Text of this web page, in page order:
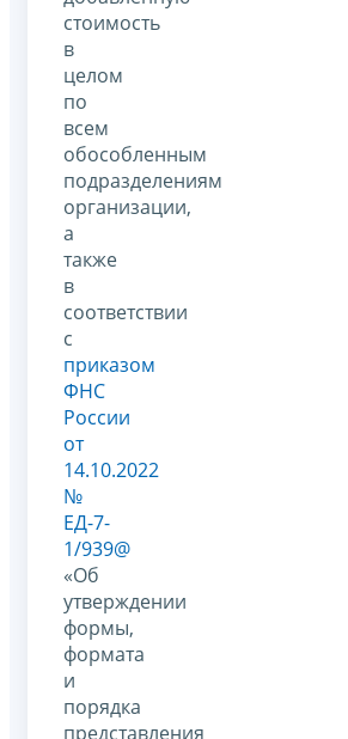
стоимость
в
целом
по
всем
обособленным
подразделениям
организации,
а
также
в
соответствии
с
приказом
ФНС
России
от
14.10.2022
№
ЕД-7-
1/939@
«Об
утверждении
формы,
формата
и
порядка
представления